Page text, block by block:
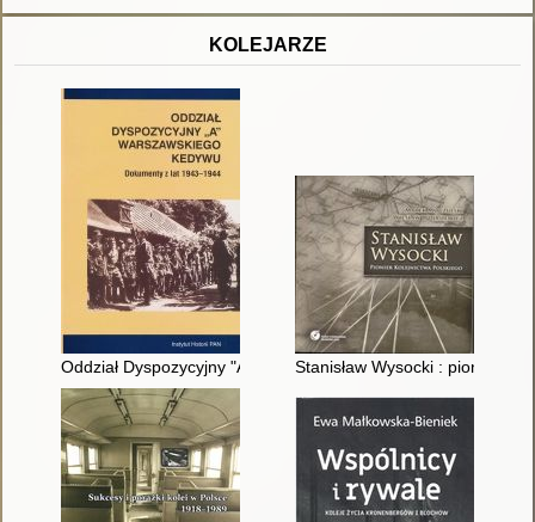
KOLEJARZE
Oddział Dyspozycyjny "A" warszawskiego kedywu :
Stanisław Wysocki : pionier